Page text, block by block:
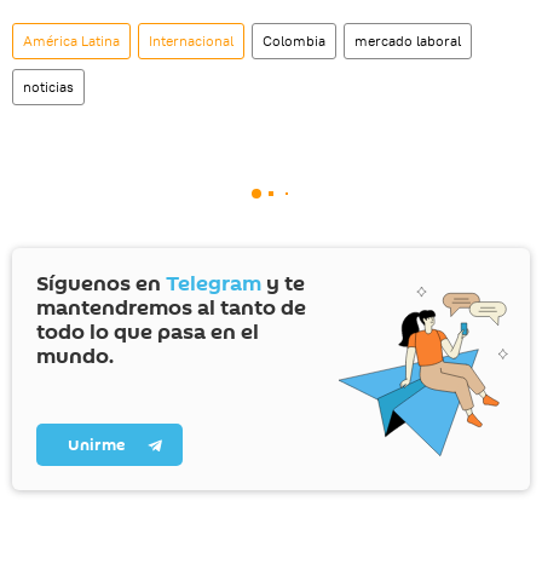
América Latina Internacional Colombia mercado laboral
noticias
Síguenos en Telegram y te
mantendremos al tanto de
todo lo que pasa en el
mundo.
Unirme